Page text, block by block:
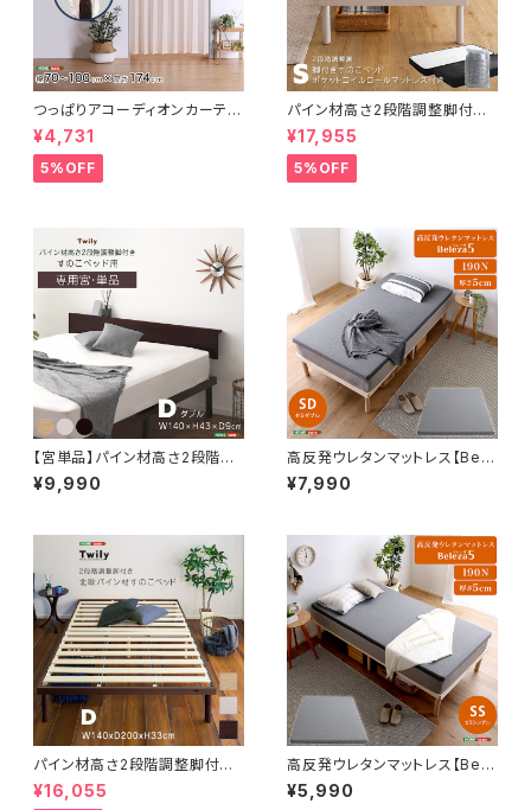
つっぱりアコーディオンカーテ
ン 100×174cm SH-16-TA
DC
¥4,731
5%OFF
パイン材高さ2段階調整脚付き
すのこベッド ポケットコイルマッ
トレスセット(シングル) ASP-S
RM-S
¥17,955
5%OFF
【宮単品】パイン材高さ2段階調
整脚付きすのこベッド用(ダブル)
HP-02D
¥9,990
高反発ウレタンマットレス【Bele
za5-ベレーザ・ファイブ-】(セミ
ダブル) ORM-05SD
¥7,990
パイン材高さ2段階調整脚付き
すのこベッド(ダブル) ASP-02
D
¥16,055
高反発ウレタンマットレス【Bele
za5-ベレーザ・ファイブ-】(セミ
シングル) ORM-05SS
¥5,990